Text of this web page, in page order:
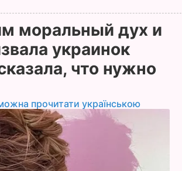
моральный дух и
украинок
что нужно
прочитати українською